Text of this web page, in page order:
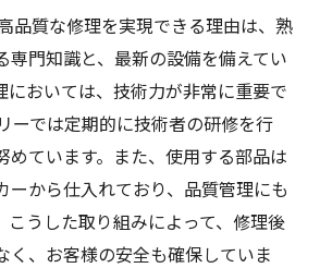
品質な修理を実現できる理由は、熟
専門知識と、最新の設備を備えてい
においては、技術力が非常に重要で
ーでは定期的に技術者の研修を行
めています。また、使用する部品は
ーから仕入れており、品質管理にも
こうした取り組みによって、修理後
く、お客様の安全も確保していま